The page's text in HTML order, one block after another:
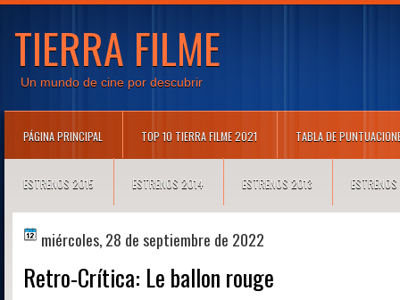
TIERRA FILME
Un mundo de cine por descubrir
PÁGINA PRINCIPAL TOP 10 TIERRA FILME 2021 TABLA DE
ESTRENOS 2015 ESTRENOS 2014 ESTRENOS 2013
miércoles, 28 de septiembre de 2022
Retro-Crítica: Le ballon rouge